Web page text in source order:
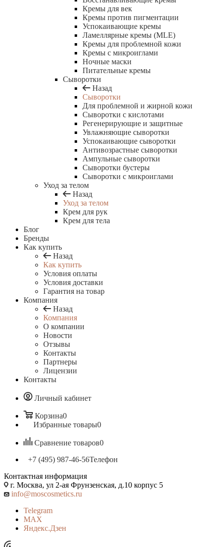
Кремы для век
Кремы против пигментации
Успокаивающие кремы
Ламеллярные кремы (MLE)
Кремы для проблемной кожи
Кремы с микроиглами
Ночные маски
Питательные кремы
Сыворотки
Назад
Сыворотки
Для проблемной и жирной кожи
Сыворотки с кислотами
Регенерирующие и защитные
Увлажняющие сыворотки
Успокаивающие сыворотки
Антивозрастные сыворотки
Ампульные сыворотки
Сыворотки бустеры
Сыворотки с микроиглами
Уход за телом
Назад
Уход за телом
Крем для рук
Крем для тела
Блог
Бренды
Как купить
Назад
Как купить
Условия оплаты
Условия доставки
Гарантия на товар
Компания
Назад
Компания
О компании
Новости
Отзывы
Контакты
Партнеры
Лицензии
Контакты
Личный кабинет
Корзина0
Избранные товары0
Сравнение товаров0
+7 (495) 987-46-56Телефон
Контактная информация
г. Москва, ул 2-ая Фрунзенская, д.10 корпус 5
info@moscosmetics.ru
Telegram
MAX
Яндекс.Дзен